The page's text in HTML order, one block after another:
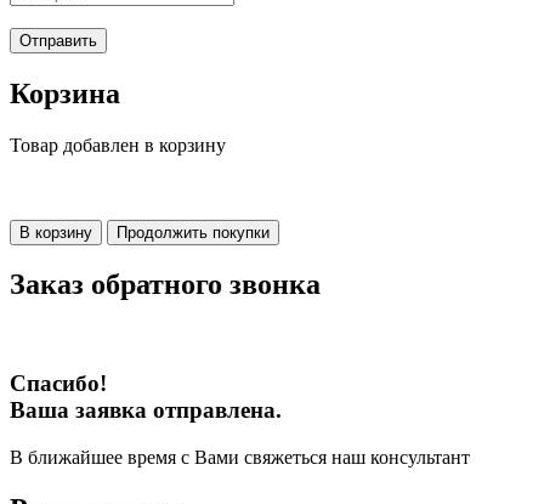
Отправить
Корзина
Товар добавлен в корзину
В корзину Продолжить покупки
Заказ обратного звонка
Спасибо!
Ваша заявка отправлена.
В ближайшее время с Вами свяжеться наш консультант